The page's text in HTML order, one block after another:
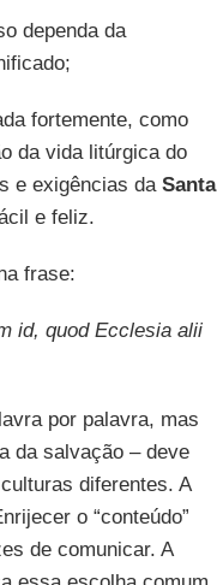
dependa da
fortemente, como
da vida litúrgica do
e exigências da Santa
e feliz.
frase:
id, quod Ecclesia alii
por palavra, mas
da salvação – deve
diferentes. A
o “conteúdo”
de comunicar. A